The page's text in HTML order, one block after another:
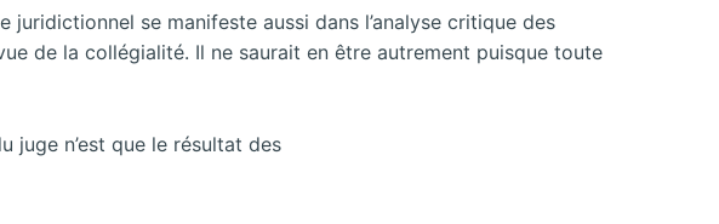
juridictionnel se manifeste aussi dans l’analyse critique des
de la collégialité. Il ne saurait en être autrement puisque toute
juge n’est que le résultat des